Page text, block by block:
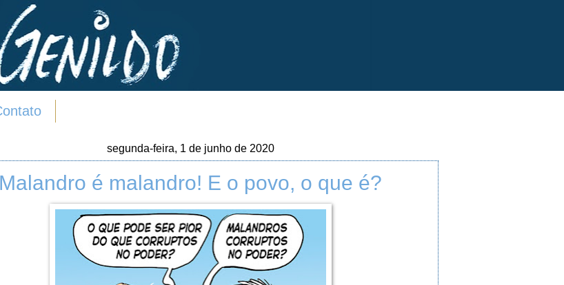
segunda-feira, 1 de junho de 2020
Malandro é malandro! E o povo, o que é?